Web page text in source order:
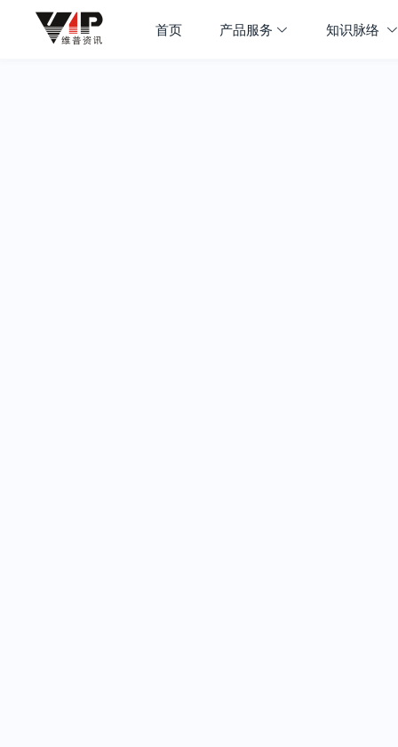
首页 产品服务 知识脉络